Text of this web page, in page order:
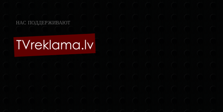
НАС ПОДДЕРЖИВАЮТ